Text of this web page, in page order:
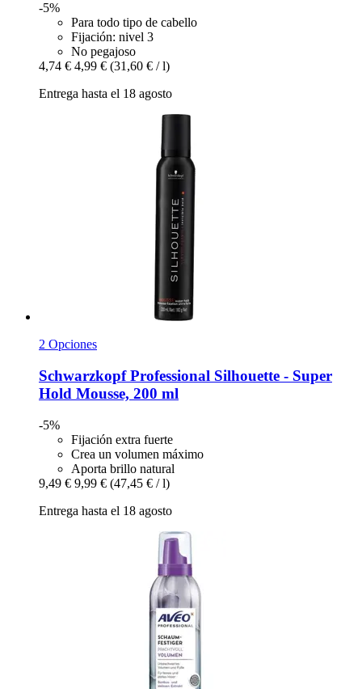
-5%
Para todo tipo de cabello
Fijación: nivel 3
No pegajoso
4,74 € 4,99 € (31,60 € / l)
Entrega hasta el 18 agosto
2 Opciones
Schwarzkopf Professional Silhouette -​ Super
Hold Mousse, 200 ml
-5%
Fijación extra fuerte
Crea un volumen máximo
Aporta brillo natural
9,49 € 9,99 € (47,45 € / l)
Entrega hasta el 18 agosto